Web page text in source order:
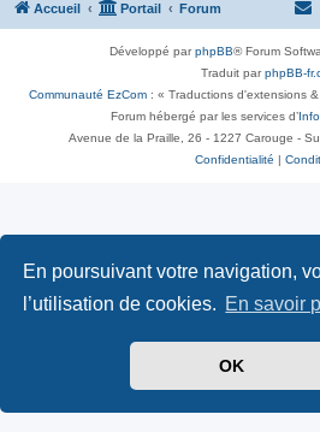
En poursuivant votre navigation,
l’utilisation de cookies. En savoir
OK
Accueil Portail Forum
Développé parphpBB® Forum
Traduit parphpBB-
Communauté EzCom : « Traductions d'extensions
Forum hébergé par les services d’
Avenue de la Praille, 26 - 1227 Carouge -
Confidentialité